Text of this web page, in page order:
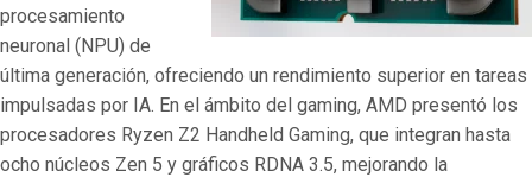
procesamiento
neuronal (NPU) de
última generación, ofreciendo un rendimiento superior en tareas
impulsadas por IA. En el ámbito del gaming, AMD presentó los
procesadores Ryzen Z2 Handheld Gaming, que integran hasta
ocho núcleos Zen 5 y gráficos RDNA 3.5, mejorando la